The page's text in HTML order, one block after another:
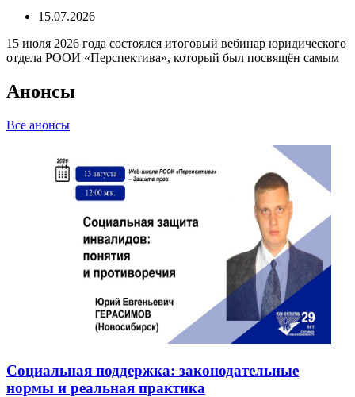
15.07.2026
15 июля 2026 года состоялся итоговый вебинар юридического
отдела РООИ «Перспектива», который был посвящён самым
Анонсы
Все анонсы
Социальная поддержка: законодательные
нормы и реальная практика